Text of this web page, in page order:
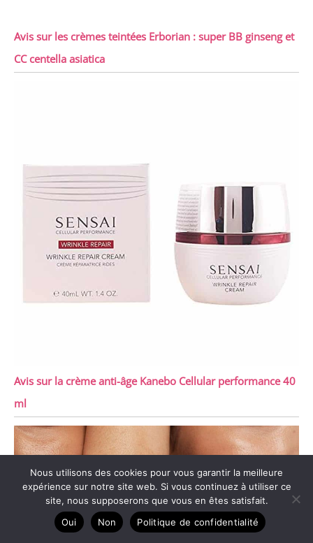
Avis sur les crèmes teintées Erborian : super BB ginseng et
CC centella asiatica
Avis sur la crème anti-âge Kanebo Cellular performance 40
ml
Nous utilisons des cookies pour vous garantir la meilleure
expérience sur notre site web. Si vous continuez à utiliser ce
site, nous supposerons que vous en êtes satisfait.
Oui
Non Politique de confidentialité